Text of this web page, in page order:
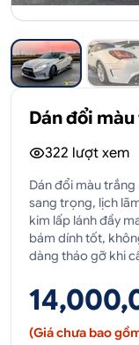
Dán đổi
322 lượt xem
Dán đổi màu
sang trọng, lịch
kim lấp lánh đầy
bám dính tốt,
dàng tháo gỡ khi
(Giá chưa bao